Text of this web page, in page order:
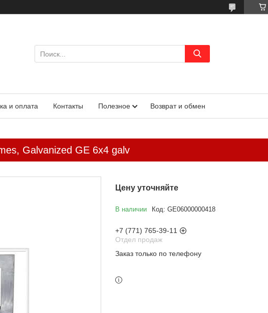
и оплата Контакты Полезное Возврат и обмен
Galvanized GE 6x4 galv
Цену уточняйте
В наличии Код: GE06000000418
+7 (771) 765-39-11
Отдел продаж
Заказ только по телефону